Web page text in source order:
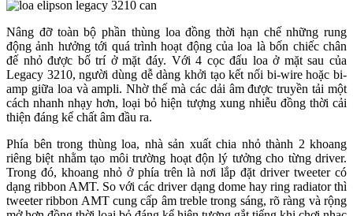
Nâng đỡ toàn bộ phần thùng loa đồng thời hạn chế những rung
động ảnh hưởng tới quá trình hoạt động của loa là bốn chiếc chân
đế nhỏ được bố trí ở mặt đáy. Với 4 cọc đấu loa ở mặt sau của
Legacy 3210, người dùng dễ dàng khởi tạo kết nối bi-wire hoặc bi-
amp giữa loa và ampli. Nhờ thế mà các dải âm được truyền tải một
cách nhanh nhạy hơn, loại bỏ hiện tượng xung nhiễu đồng thời cải
thiện đáng kể chất âm đầu ra.
Phía bên trong thùng loa, nhà sản xuất chia nhỏ thành 2 khoang
riêng biệt nhằm tạo môi trường hoạt độn lý tưởng cho từng driver.
Trong đó, khoang nhỏ ở phía trên là nơi lắp đặt driver tweeter có
dạng ribbon AMT. So với các driver dạng dome hay ring radiator thì
tweeter ribbon AMT cung cấp âm treble trong sáng, rõ ràng và rộng